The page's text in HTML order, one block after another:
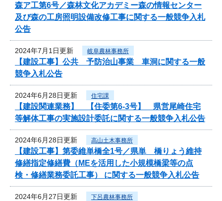
森ア工第6号／森林文化アカデミー森の情報センター
及び森の工房照明設備改修工事に関する一般競争入札
公告
2024年7月1日更新 岐阜農林事務所
【建設工事】公共 予防治山事業 車洞に関する一般
競争入札公告
2024年6月28日更新 住宅課
【建設関連業務】 【住委第6-3号】 県営尾崎住宅
等解体工事の実施設計委託に関する一般競争入札公告
2024年6月28日更新 高山土木事務所
【建設工事】第委維単橋全1号／県単 橋りょう維持
修繕指定修繕費（MEを活用した小規模橋梁等の点
検・修繕業務委託工事） に関する一般競争入札公告
2024年6月27日更新 下呂農林事務所